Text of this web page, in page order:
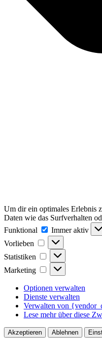
Um dir ein optimales Erlebnis
Daten wie das Surfverhalten
Funktional
Funktional
Immer aktiv
Vorlieben
Vorlieben
Statistiken Statistiken
Marketing Marketing
Optionen verwalten
Dienste verwalten
Verwalten von
Lese mehr über diese
Akzeptieren Ablehnen